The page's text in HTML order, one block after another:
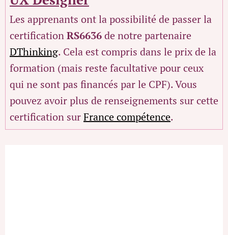
Les apprenants ont la possibilité de passer la
certificationRS6636de notre partenaire
DThinking. Cela est compris dans le prix de la
formation (mais reste facultative pour ceux
qui ne sont pas financés par le CPF). Vous
pouvez avoir plus de renseignements sur cette
certification surFrance compétence.